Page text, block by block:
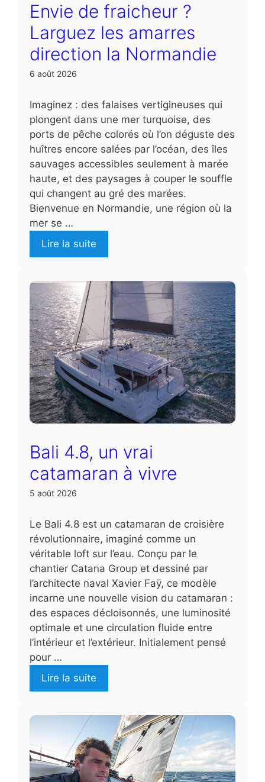
Envie de fraicheur ?
Larguez les amarres
direction la Normandie
6 août 2026
Imaginez : des falaises vertigineuses qui
plongent dans une mer turquoise, des
ports de pêche colorés où l’on déguste des
huîtres encore salées par l’océan, des îles
sauvages accessibles seulement à marée
haute, et des paysages à couper le souffle
qui changent au gré des marées.
Bienvenue en Normandie, une région où la
mer se …
Lire la suite
Bali 4.8, un vrai
catamaran à vivre
5 août 2026
Le Bali 4.8 est un catamaran de croisière
révolutionnaire, imaginé comme un
véritable loft sur l’eau. Conçu par le
chantier Catana Group et dessiné par
l’architecte naval Xavier Faÿ, ce modèle
incarne une nouvelle vision du catamaran :
des espaces décloisonnés, une luminosité
optimale et une circulation fluide entre
l’intérieur et l’extérieur. Initialement pensé
pour …
Lire la suite